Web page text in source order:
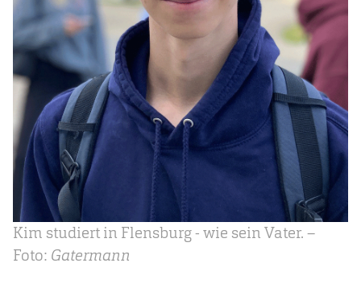
Kim studiert in Flensburg - wie sein Vater. –
Foto: Gatermann